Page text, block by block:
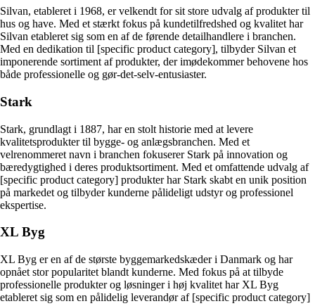
Silvan, etableret i 1968, er velkendt for sit store udvalg af produkter til
hus og have. Med et stærkt fokus på kundetilfredshed og kvalitet har
Silvan etableret sig som en af de førende detailhandlere i branchen.
Med en dedikation til [specific product category], tilbyder Silvan et
imponerende sortiment af produkter, der imødekommer behovene hos
både professionelle og gør-det-selv-entusiaster.
Stark
Stark, grundlagt i 1887, har en stolt historie med at levere
kvalitetsprodukter til bygge- og anlægsbranchen. Med et
velrenommeret navn i branchen fokuserer Stark på innovation og
bæredygtighed i deres produktsortiment. Med et omfattende udvalg af
[specific product category] produkter har Stark skabt en unik position
på markedet og tilbyder kunderne pålideligt udstyr og professionel
ekspertise.
XL Byg
XL Byg er en af de største byggemarkedskæder i Danmark og har
opnået stor popularitet blandt kunderne. Med fokus på at tilbyde
professionelle produkter og løsninger i høj kvalitet har XL Byg
etableret sig som en pålidelig leverandør af [specific product category]